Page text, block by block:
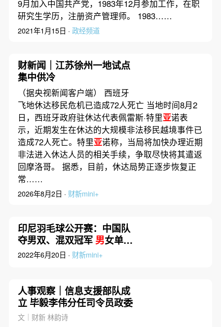
9月加入中国共产党，1983年12月参加工作，在职
研究生学历，注册资产管理师。 1983……
2021年1月15日 · 政经频道
财新闻｜江苏徐州一地试点
集中供冷
（据央视新闻客户端） 西班牙
飞地休达移民危机已造成72人死亡 当地时间8月2
日，西班牙政府驻休达代表佩雷斯·特里亚诺表
示，近期发生在休达的大规模非法移民越境事件已
造成72人死亡。特里亚诺称，当局将加快办理近期
非法进入休达人员的相关手续，争取尽快将其遣返
回摩洛哥。 据悉，目前，休达局势正逐步恢复正
常……
2026年8月2日 · 财新mini+
印尼羽毛球公开赛：中国队
夺男双、混双冠军男女单揽
亚
2022年6月20日 · 财新mini+
人事观察｜信息支援部队成
立 毕毅李伟分任司令员政委
文｜财新 林韵诗